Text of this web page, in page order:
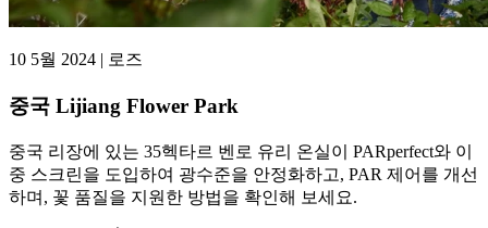
10 5월 2024 | 로즈
중국 Lijiang Flower Park
중국 리장에 있는 35헥타르 벤로 유리 온실이 PARperfect와 이
중 스크린을 도입하여 광수준을 안정화하고, PAR 제어를 개선
하며, 꽃 품질을 지원한 방법을 확인해 보세요.